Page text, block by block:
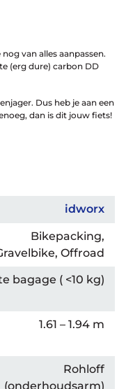
van alles aanpassen.
(erg dure) carbon DD
Dus heb je aan een
dan is dit jouw fiets!
idworx
Bikepacking,
Offroad
bagage ( <10 kg)
1.61 – 1.94 m
Rohloff
(onderhoudsarm)